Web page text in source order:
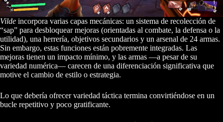
Vilde incorpora varias capas mecánicas: un sistema de recolección de
“sap” para desbloquear mejoras (orientadas al combate, la defensa o la
utilidad), una herrería, objetivos secundarios y un arsenal de 24 armas.
Sin embargo, estas funciones están pobremente integradas. Las
mejoras tienen un impacto mínimo, y las armas —a pesar de su
variedad numérica— carecen de una diferenciación significativa que
motive el cambio de estilo o estrategia.
Lo que debería ofrecer variedad táctica termina convirtiéndose en un
bucle repetitivo y poco gratificante.